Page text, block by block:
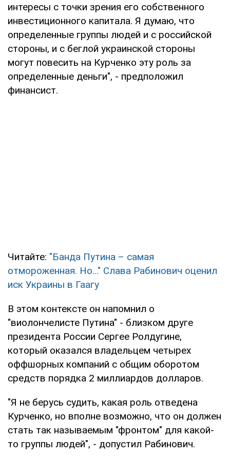
интересы с точки зрения его собственного
инвестиционного капитала. Я думаю, что
определенные группы людей и с российской
стороны, и с беглой украинской стороны
могут повесить на Курченко эту роль за
определенные деньги", - предположил
финансист.
Читайте: "Банда Путина – самая
отмороженная. Но…" Слава Рабинович оценил
иск Украины в Гаагу
В этом контексте он напомнил о
"виолончелисте Путина" - близком друге
президента России Сергее Ролдугине,
который оказался владельцем четырех
оффшорных компаний с общим оборотом
средств порядка 2 миллиардов долларов.
"Я не берусь судить, какая роль отведена
Курченко, но вполне возможно, что он должен
стать так называемым "фронтом" для какой-
то группы людей", - допустил Рабинович.